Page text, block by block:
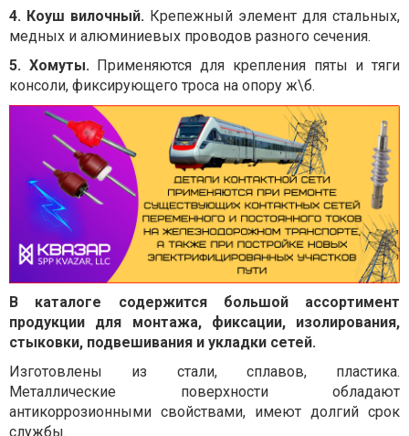
4. Коуш вилочный. Крепежный элемент для стальных,
медных и алюминиевых проводов разного сечения.
5. Хомуты.Применяются для крепления пяты и тяги
консоли, фиксирующего троса на опору ж\б.
В каталоге содержится большой ассортимент
продукции для монтажа, фиксации, изолирования,
стыковки, подвешивания и укладки сетей.
Изготовлены из стали, сплавов, пластика.
Металлические поверхности обладают
антикоррозионными свойствами, имеют долгий срок
службы.